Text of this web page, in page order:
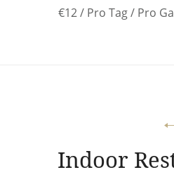
€12/ Pro Tag / Pro
Indoor